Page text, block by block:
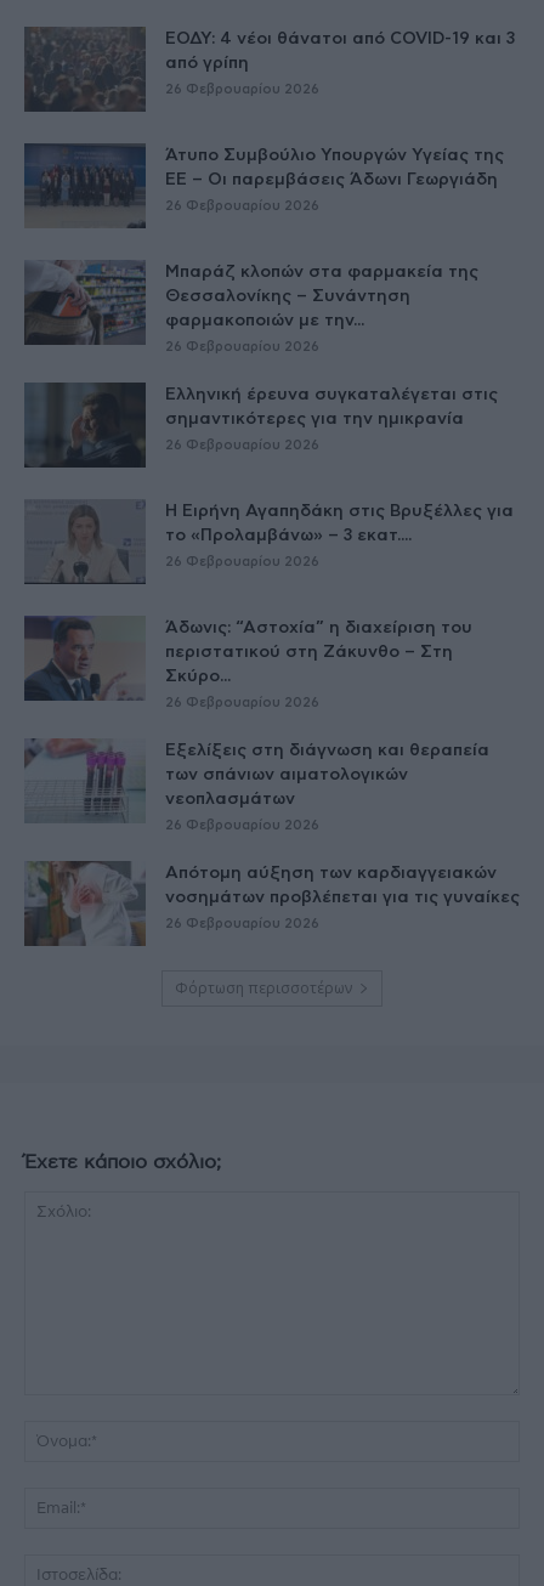
ΕΟΔΥ: 4 νέοι θάνατοι από COVID-19 και 3
από γρίπη
26 Φεβρουαρίου 2026
Άτυπο Συμβούλιο Υπουργών Υγείας της
ΕE – Οι παρεμβάσεις Άδωνι Γεωργιάδη
26 Φεβρουαρίου 2026
Μπαράζ κλοπών στα φαρμακεία της
Θεσσαλονίκης – Συνάντηση
φαρμακοποιών με την...
26 Φεβρουαρίου 2026
Ελληνική έρευνα συγκαταλέγεται στις
σημαντικότερες για την ημικρανία
26 Φεβρουαρίου 2026
Η Ειρήνη Αγαπηδάκη στις Βρυξέλλες για
το «Προλαμβάνω» – 3 εκατ....
26 Φεβρουαρίου 2026
Άδωνις: “Αστοχία” η διαχείριση του
περιστατικού στη Ζάκυνθο – Στη
Σκύρο...
26 Φεβρουαρίου 2026
Εξελίξεις στη διάγνωση και θεραπεία
των σπάνιων αιματολογικών
νεοπλασμάτων
26 Φεβρουαρίου 2026
Απότομη αύξηση των καρδιαγγειακών
νοσημάτων προβλέπεται για τις γυναίκες
26 Φεβρουαρίου 2026
Φόρτωση περισσοτέρων
Έχετε κάποιο σχόλιο;